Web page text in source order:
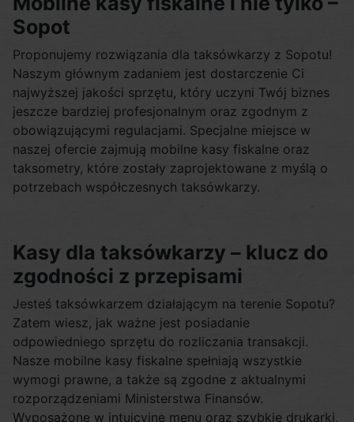
Sopot
Proponujemy rozwiązania dla taksówkarzy z Sopotu!
Naszym głównym zadaniem jest dostarczenie Ci
najwyższej jakości sprzętu, który uczyni Twój biznes
jeszcze bardziej profesjonalnym oraz zgodnym z
obowiązującymi regulacjami. Specjalne miejsce w
naszej ofercie zajmują mobilne kasy fiskalne oraz
taksometry, które zostały zaprojektowane z myślą o
potrzebach współczesnych taksówkarzy.
Kasy dla taksówkarzy – klucz do
zgodności z przepisami
Jesteś taksówkarzem działającym na terenie Sopotu?
Zatem wiesz, jak ważne jest posiadanie
odpowiedniego sprzętu do rozliczania transakcji.
Nasze mobilne kasy fiskalne spełniają wszystkie
wymogi prawne, a także są zgodne z aktualnymi
rozporządzeniami Ministerstwa Finansów.
Wyposażone w intuicyjne menu oraz szybkie drukarki,